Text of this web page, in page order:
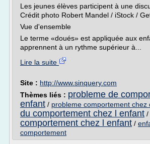
Les jeunes élèves participent à une
Crédit photo Robert Mandel / iStock /
Vue d'ensemble
Le terme «doués» est appliquée aux
apprennent à un rythme supérieur à...
Lire la suite
Site : http://www.sinquery.com
Thèmes liés : probleme de
enfant / probleme comportement chez
du comportement chez l enfant /
comportement chez l enfant /
comportement